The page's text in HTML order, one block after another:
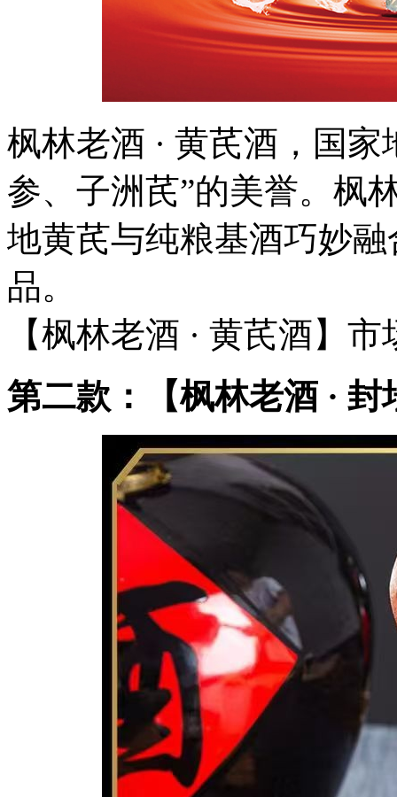
枫林老酒 · 黄芪酒，国
参、子洲芪”的美誉。枫
地黄芪与纯粮基酒巧妙
品。
【枫林老酒 · 黄芪酒】
第二款：【枫林老酒 · 封